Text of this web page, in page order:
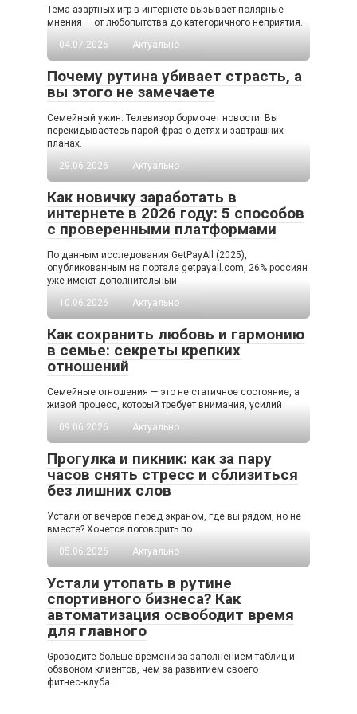
Тема азартных игр в интернете вызывает полярные
мнения — от любопытства до категоричного неприятия.
04.07.2026
Актуально
Почему рутина убивает страсть, а
вы этого не замечаете
Семейный ужин. Телевизор бормочет новости. Вы
перекидываетесь парой фраз о детях и завтрашних
планах.
29.06.2026
Актуально
Как новичку заработать в
интернете в 2026 году: 5 способов
с проверенными платформами
По данным исследования GetPayAll (2025),
опубликованным на портале getpayall.com, 26% россиян
уже имеют дополнительный
10.06.2026
Актуально
Как сохранить любовь и гармонию
в семье: секреты крепких
отношений
Семейные отношения — это не статичное состояние, а
живой процесс, который требует внимания, усилий
09.06.2026
Актуально
Прогулка и пикник: как за пару
часов снять стресс и сблизиться
без лишних слов
Устали от вечеров перед экраном, где вы рядом, но не
вместе? Хочется поговорить по
05.06.2026
Актуально
Устали утопать в рутине
спортивного бизнеса? Как
автоматизация освободит время
для главного
Gроводите больше времени за заполнением таблиц и
обзвоном клиентов, чем за развитием своего
фитнес‑клуба